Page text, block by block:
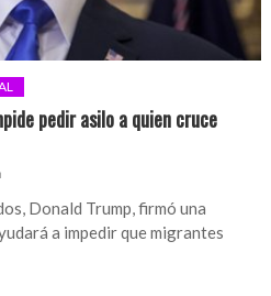
pedir asilo a quien cruce
Donald Trump, firmó una
a impedir que migrantes